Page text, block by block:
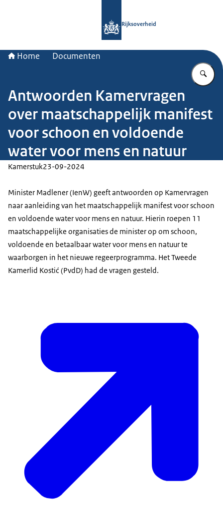
Rijksoverheid
Home Documenten
Antwoorden Kamervragen
over maatschappelijk manifest
voor schoon en voldoende
water voor mens en natuur
Kamerstuk23-09-2024
Minister Madlener (IenW) geeft antwoorden op Kamervragen
naar aanleiding van het maatschappelijk manifest voor schoon
en voldoende water voor mens en natuur. Hierin roepen 11
maatschappelijke organisaties de minister op om schoon,
voldoende en betaalbaar water voor mens en natuur te
waarborgen in het nieuwe regeerprogramma. Het Tweede
Kamerlid Kostić (PvdD) had de vragen gesteld.